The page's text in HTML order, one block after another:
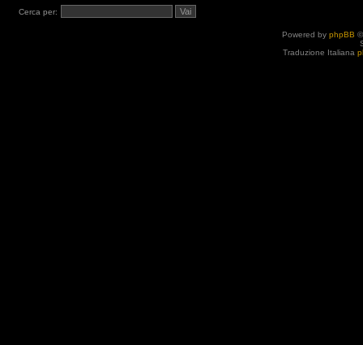
Cerca per:
Powered by phpBB
Traduzione Italiana